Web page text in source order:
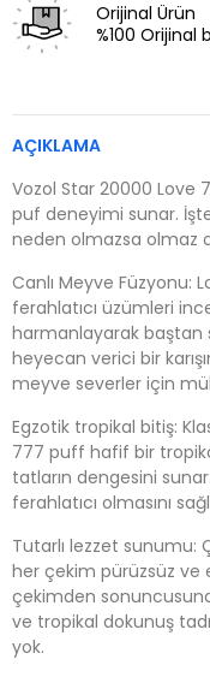
Orijinal Ürün
%100 Orijinal
AÇIKLAMA
Vozol Star 20000 Love
puf deneyimi sunar.
neden olmazsa olmaz
Canlı Meyve Füzyonu:
ferahlatıcı üzümleri
harmanlayarak
heyecan verici bir
meyve severler için
Egzotik tropikal bitiş:
777 puff hafif bir
tatların dengesini
ferahlatıcı olmasını
Tutarlı lezzet sunumu:
her çekim pürüzsüz ve
çekimden
ve tropikal dokunuş
yok.